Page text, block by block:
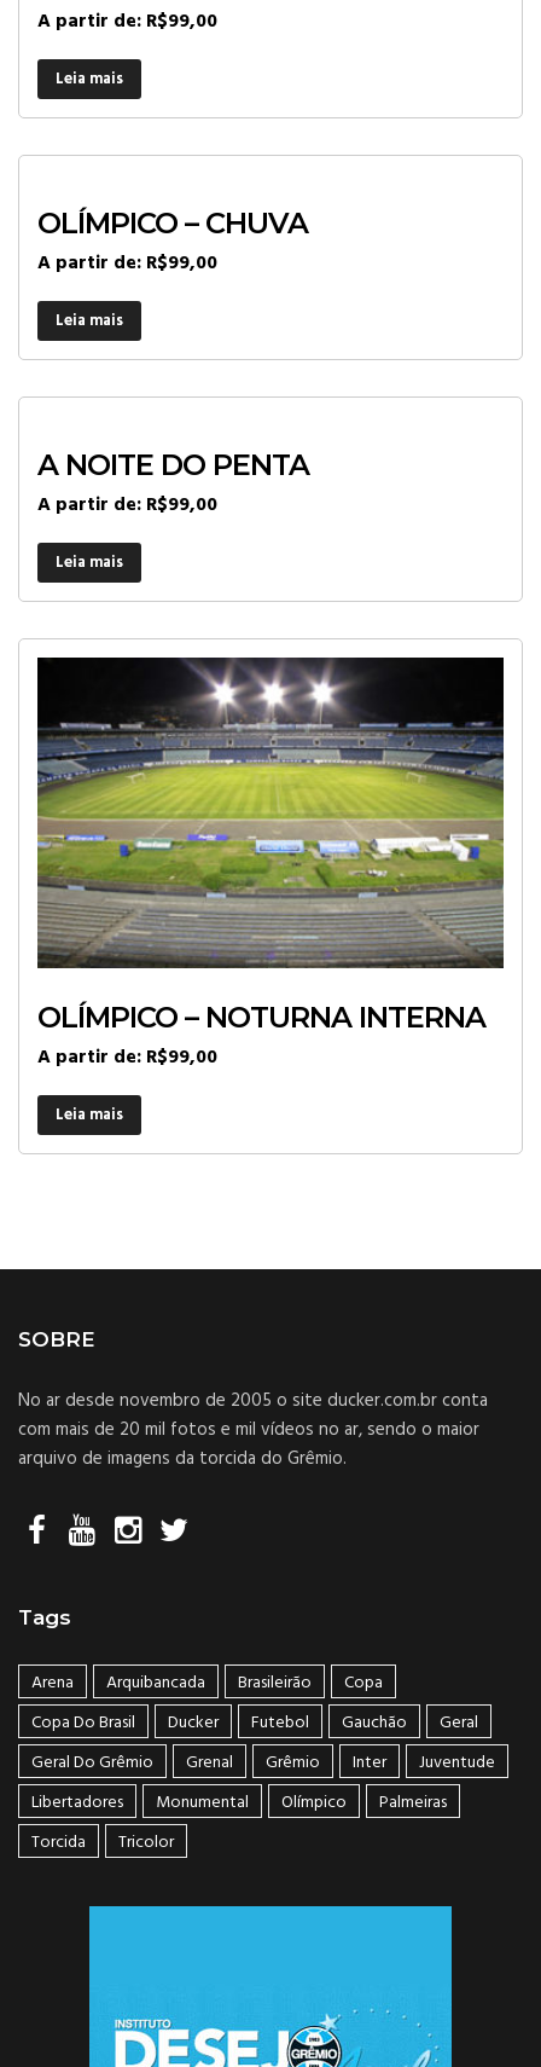
A partir de:R$99,00
Leia mais
OLÍMPICO – CHUVA
A partir de:R$99,00
Leia mais
A NOITE DO PENTA
A partir de:R$99,00
Leia mais
OLÍMPICO – NOTURNA INTERNA
A partir de:R$99,00
Leia mais
SOBRE
No ar desde novembro de 2005 o site ducker.com.br conta
com mais de 20 mil fotos e mil vídeos no ar, sendo o maior
arquivo de imagens da torcida do Grêmio.
Tags
Arena Arquibancada Brasileirão
Copa
Copa Do Brasil
Ducker Futebol Gauchão
Geral
Geral Do Grêmio
Grenal Grêmio Inter
Juventude
Libertadores
Monumental Olímpico
Palmeiras
Torcida
Tricolor